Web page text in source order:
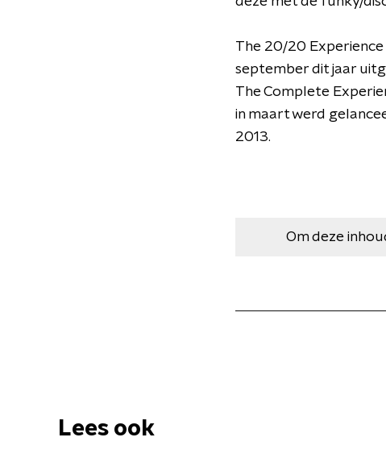
The 20/20
september dit jaar
The Complete
in maart werd
2013.
Om deze
Lees ook